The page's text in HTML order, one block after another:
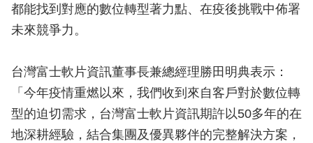
都能找到對應的數位轉型著力點、在疫後挑戰中佈署
未來競爭力。
台灣富士軟片資訊董事長兼總經理勝田明典表示：
「今年疫情重燃以來，我們收到來自客戶對於數位轉
型的迫切需求，台灣富士軟片資訊期許以50多年的在
地深耕經驗，結合集團及優異夥伴的完整解決方案，